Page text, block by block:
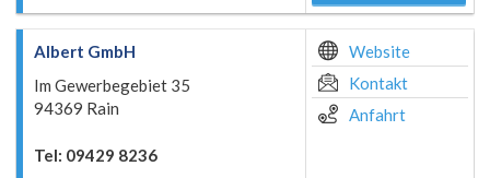
Albert GmbH
Im Gewerbegebiet 35
94369 Rain
Tel: 09429 8236
Website
Kontakt
Anfahrt